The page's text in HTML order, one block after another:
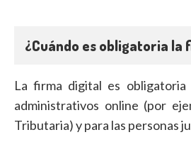
¿Cuándo es obligatoria la
La firma digital es
administrativos online (por
Tributaria) y para las personas